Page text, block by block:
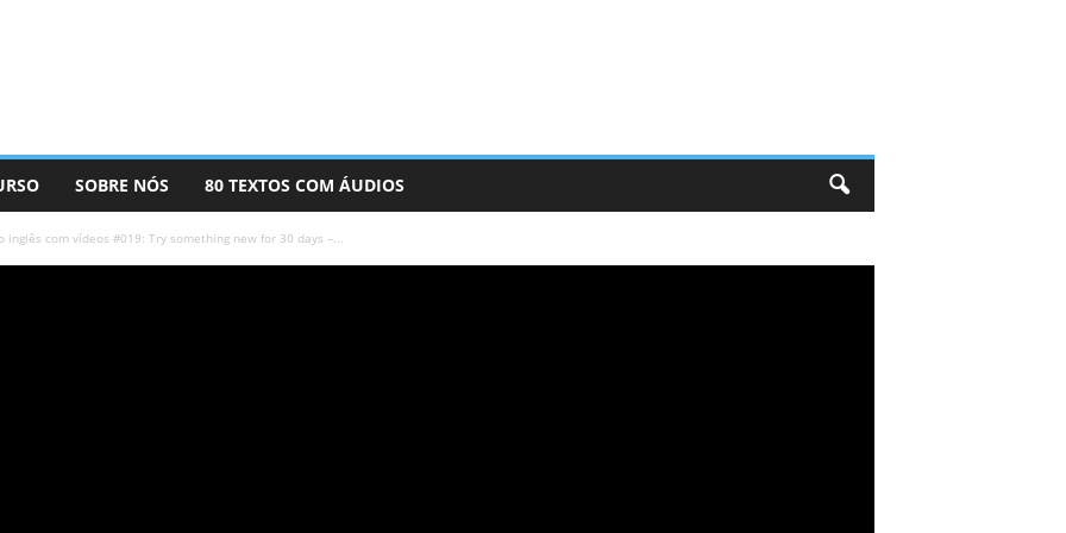
SOBRE NÓS 80 TEXTOS COM ÁUDIOS
inglês com vídeos #019: Try something new for 30 days –...